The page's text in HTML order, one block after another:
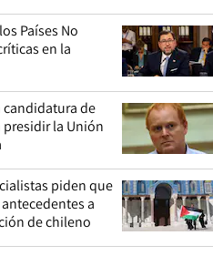
Países No
en la
de
presidir la Unión
piden que
a
de chileno